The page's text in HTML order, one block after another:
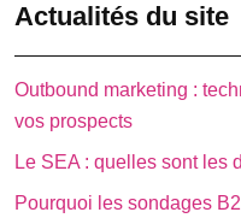
Actualités du site
Outbound marketing :
vos prospects
Le SEA : quelles sont les
Pourquoi les sondages